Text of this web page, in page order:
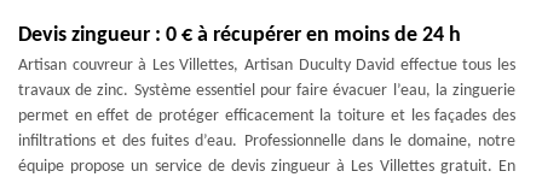
Devis zingueur : 0 € à récupérer en moins de 24 h
Artisan couvreur à Les Villettes, Artisan Duculty David effectue tous les
travaux de zinc. Système essentiel pour faire évacuer l’eau, la zinguerie
permet en effet de protéger efficacement la toiture et les façades des
infiltrations et des fuites d’eau. Professionnelle dans le domaine, notre
équipe propose un service de devis zingueur à Les Villettes gratuit. En